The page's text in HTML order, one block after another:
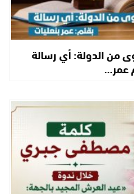
من الدولة: أي رسالة
عمر…